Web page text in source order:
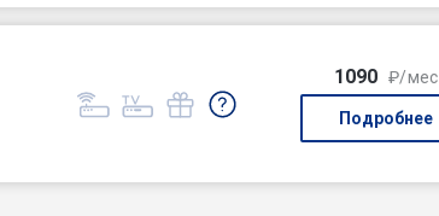
1090 ₽/мес
Подробнее